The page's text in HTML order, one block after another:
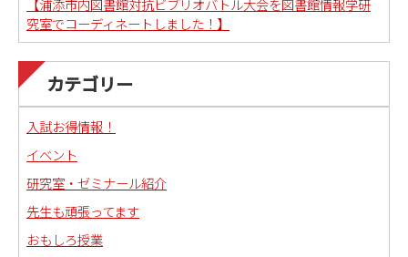
【浦添市内図書館対抗ビブリオバトル大会を図書館情報学研
究室でコーディネートしました！】
カテゴリー
入試お得情報！
イベント
研究室・ゼミナール紹介
先生も頑張ってます
おもしろ授業